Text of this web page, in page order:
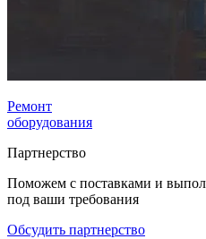
Ремонт
оборудования
Партнерство
Поможем с поставками и
под ваши требования
Обсудить партнерство